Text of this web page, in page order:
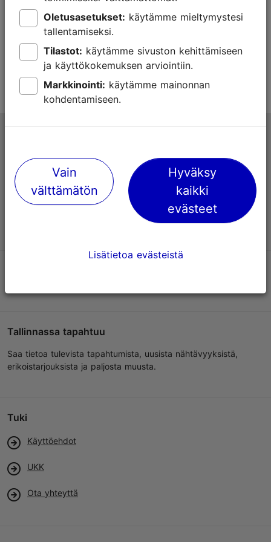
Vastasiko sivun sisältö odotuksiasi?
Kyllä Ei
Niguliste 2, 10146 Tallinna, Viro
+372 645 7777
Tallinnassa tapahtuu
Saa tietoa tulevista tapahtumista, uusista nähtävyyksistä,
erikoistarjouksista ja paljosta muusta.
Tuki
Käyttöehdot
UKK
Ota yhteyttä
Oletusasetukset:
tallentamiseksi.
Tilastot:
ja käyttökokemuksen arviointiin.
Markkinointi:
kohdentamiseen.
Vain
välttämätön
Hyväksy
kaikki
evästeet
Lisätietoa evästeistä